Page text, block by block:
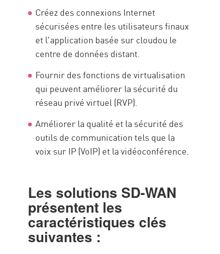
Orchestration
Solution
Ressources
Créez des connexions Internet
sécurisées entre les utilisateurs finaux
et l'application basée sur cloudou le
centre de données distant.
Fournir des fonctions de virtualisation
qui peuvent améliorer la sécurité du
réseau privé virtuel (RVP).
Améliorer la qualité et la sécurité des
outils de communication tels que la
voix sur IP (VoIP) et la vidéoconférence.
Les solutions SD-WAN
présentent les
caractéristiques clés
suivantes :